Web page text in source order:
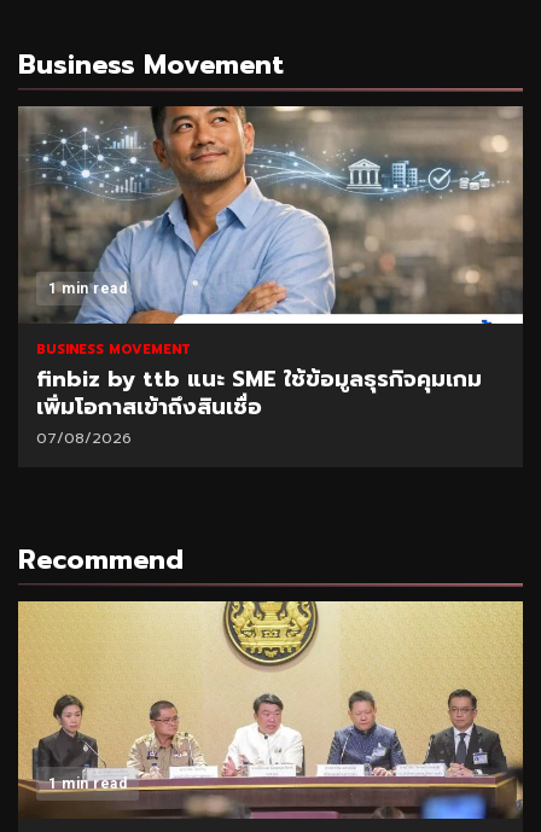
Business Movement
1 min read
BUSINESS MOVEMENT
finbiz by ttb แนะ SME ใช้ข้อมูลธุรกิจคุมเกม
เพิ่มโอกาสเข้าถึงสินเชื่อ
07/08/2026
Recommend
1 min read